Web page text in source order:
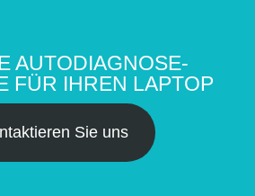
Sie uns
AUTODIAGNOSE-
FÜR IHREN LAPTOP